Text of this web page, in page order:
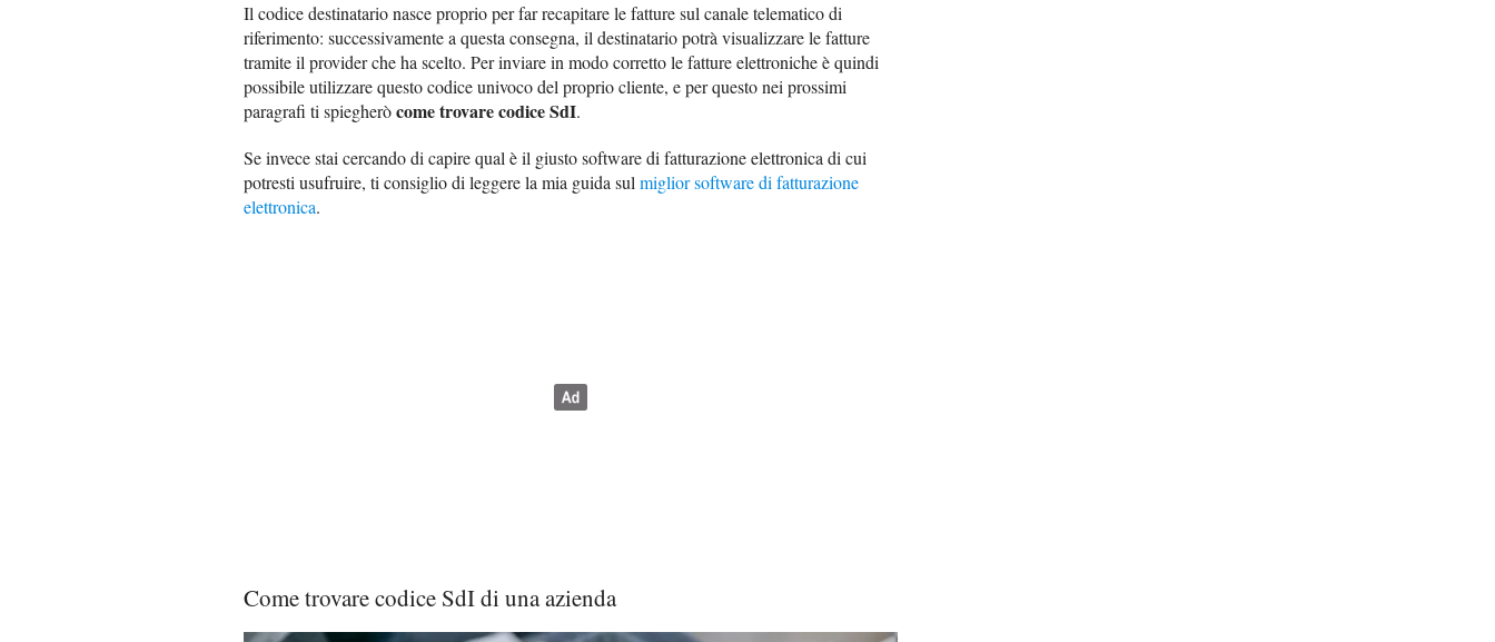
Il codice destinatario nasce proprio per far recapitare le fatture sul canale telematico di
riferimento: successivamente a questa consegna, il destinatario potrà visualizzare le fatture
tramite il provider che ha scelto. Per inviare in modo corretto le fatture elettroniche è quindi
possibile utilizzare questo codice univoco del proprio cliente, e per questo nei prossimi
paragrafi ti spiegheròcome trovare codice SdI.
Se invece stai cercando di capire qual è il giusto software di fatturazione elettronica di cui
potresti usufruire, ti consiglio di leggere la mia guida sulmiglior software di fatturazione
elettronica.
Come trovare codice SdI di una azienda